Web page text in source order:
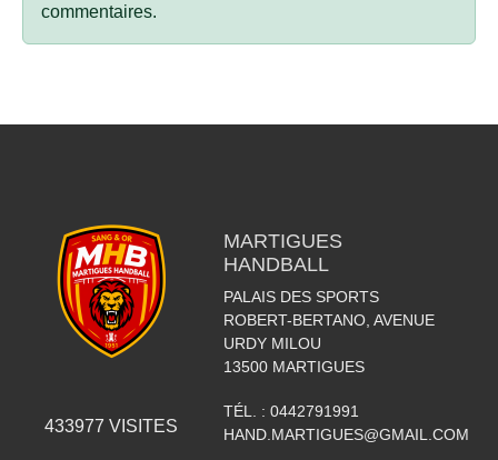
commentaires.
433977 VISITES
MARTIGUES
HANDBALL
PALAIS DES SPORTS
ROBERT-BERTANO, AVENUE
URDY MILOU
13500 MARTIGUES
TÉL. : 0442791991
HAND.MARTIGUES@GMAIL.COM